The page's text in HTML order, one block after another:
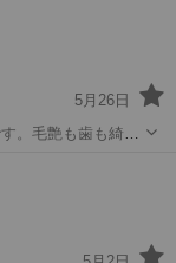
5月26日
。毛艶も歯も綺麗
れてくるので里親